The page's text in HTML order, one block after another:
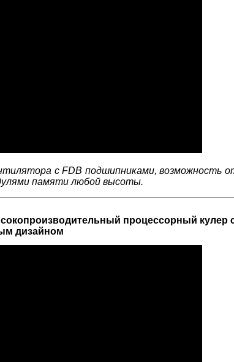
с FDB подшипниками, возможность
памяти любой высоты.
процессорный кулер
дизайном